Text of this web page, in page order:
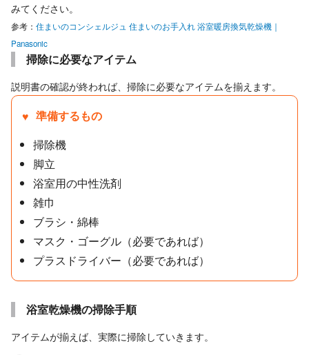
みてください。
参考： 住まいのコンシェルジュ 住まいのお手入れ 浴室暖房換気乾燥機｜
Panasonic
掃除に必要なアイテム
説明書の確認が終われば、掃除に必要なアイテムを揃えます。
準備するもの
掃除機
脚立
浴室用の中性洗剤
雑巾
ブラシ・綿棒
マスク・ゴーグル（必要であれば）
プラスドライバー（必要であれば）
浴室乾燥機の掃除手順
アイテムが揃えば、実際に掃除していきます。